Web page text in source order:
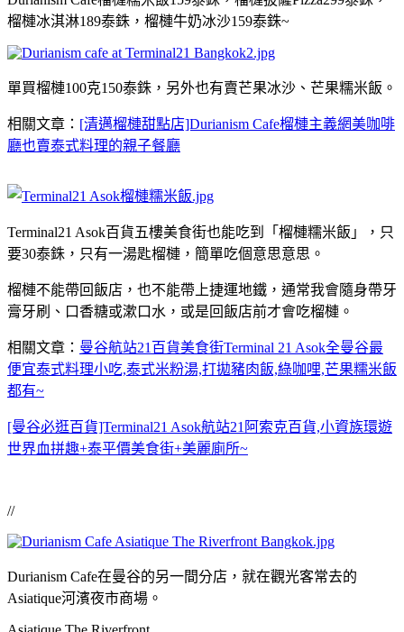
榴槤冰淇淋189泰銖，榴槤牛奶冰沙159泰銖~
單買榴槤100克150泰銖，另外也有賣芒果冰沙、芒果糯米飯。
相關文章： [清邁榴槤甜點店]Durianism Cafe榴槤主義網美咖啡
廳也賣泰式料理的親子餐廳
Terminal21 Asok百貨五樓美食街也能吃到「榴槤糯米飯」，只
要30泰銖，只有一湯匙榴槤，簡單吃個意思意思。
榴槤不能帶回飯店，也不能帶上捷運地鐵，通常我會隨身帶牙
膏牙刷、口香糖或漱口水，或是回飯店前才會吃榴槤。
相關文章： 曼谷航站21百貨美食街Terminal 21 Asok全曼谷最
便宜泰式料理小吃,泰式米粉湯,打拋豬肉飯,綠咖哩,芒果糯米飯
都有~
[曼谷必逛百貨]Terminal21 Asok航站21阿索克百貨,小資族環遊
世界血拼趣+泰平價美食街+美麗廁所~
//
Durianism Cafe在曼谷的另一間分店，就在觀光客常去的
Asiatique河濱夜市商場。